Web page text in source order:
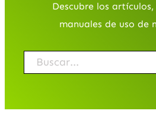
Descubre los
manuales de uso de